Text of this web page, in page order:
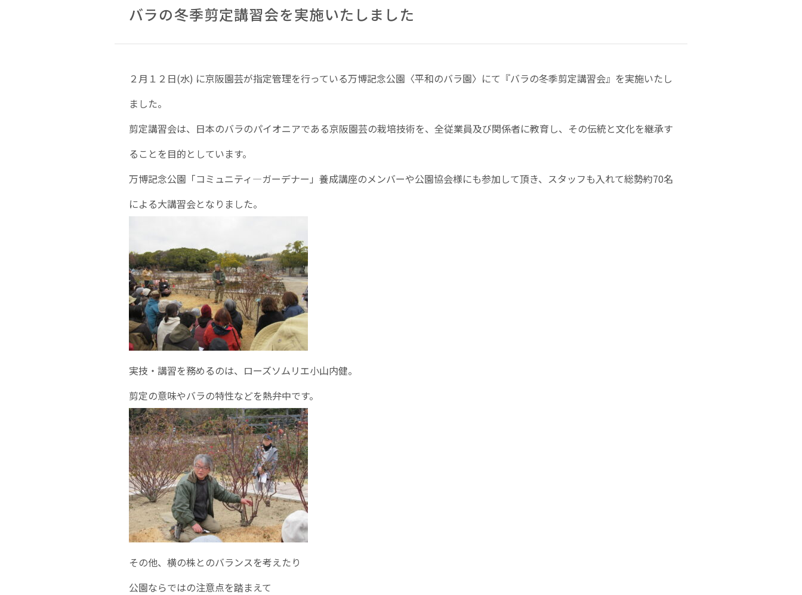
バラの冬季剪定講習会を実施いたしました
２月１２日(水) に京阪園芸が指定管理を行っている万博記念公園〈平和のバラ園〉にて『バラの冬季剪定講習会』を実施いたし
ました。
剪定講習会は、日本のバラのパイオニアである京阪園芸の栽培技術を、全従業員及び関係者に教育し、その伝統と文化を継承す
ることを目的としています。
万博記念公園「コミュニティ―ガーデナー」養成講座のメンバーや公園協会様にも参加して頂き、スタッフも入れて総勢約70名
による大講習会となりました。
実技・講習を務めるのは、ローズソムリエ小山内健。
剪定の意味やバラの特性などを熱弁中です。
その他、横の株とのバランスを考えたり
公園ならではの注意点を踏まえて